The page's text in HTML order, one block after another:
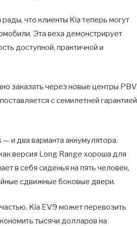
что клиенты Kia теперь могут
Эта веха демонстрирует
доступной, практичной и
заказать через новые центры PBV
с семилетней гарантией
и два варианта аккумулятора.
версия Long Range хороша для
в себя сиденья на пять человек,
сдвижные боковые двери.
Kia EV9 может перевозить
тысячи долларов на